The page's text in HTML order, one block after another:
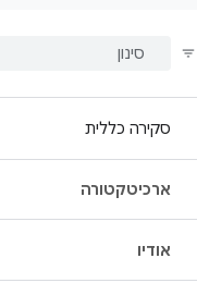
סקירה כללית
ארכיטקטורה
אודיו